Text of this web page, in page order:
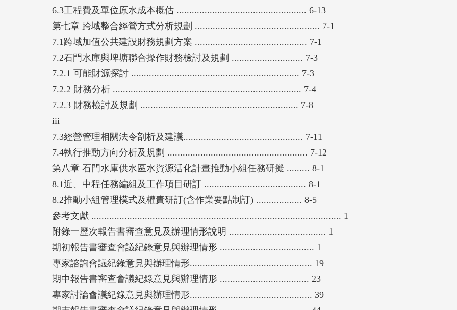
6.3工程費及單位原水成本概估 ................................................... 6-13
第七章 跨域整合經營方式分析規劃 ................................................. 7-1
7.1跨域加值公共建設財務規劃方案 ............................................ 7-1
7.2石門水庫與埤塘聯合操作財務檢討及規劃 ............................ 7-3
7.2.1 可能財源探討 .................................................................. 7-3
7.2.2 財務分析 .......................................................................... 7-4
7.2.3 財務檢討及規劃 .............................................................. 7-8
iii
7.3經營管理相關法令剖析及建議............................................... 7-11
7.4執行推動方向分析及規劃 ....................................................... 7-12
第八章 石門水庫供水區水資源活化計畫推動小組任務研擬 ......... 8-1
8.1近、中程任務編組及工作項目研訂 ........................................ 8-1
8.2推動小組管理模式及權責研訂(含作業要點制訂) .................. 8-5
參考文獻 .................................................................................................. 1
附錄一歷次報告書審查意見及辦理情形說明 ...................................... 1
期初報告書審查會議紀錄意見與辦理情形 ..................................... 1
專家諮詢會議紀錄意見與辦理情形................................................ 19
期中報告書審查會議紀錄意見與辦理情形 ................................... 23
專家討論會議紀錄意見與辦理情形................................................ 39